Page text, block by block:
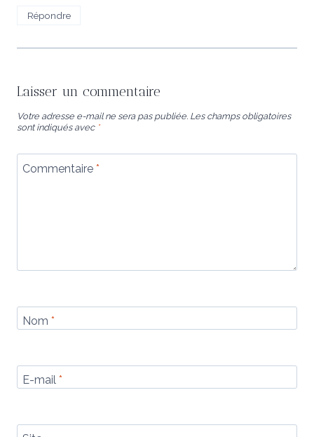
Répondre
Laisser un commentaire
Votre adresse e-mail ne sera pas publiée. Les champs obligatoires
sont indiqués avec *
Commentaire *
Nom *
E-mail *